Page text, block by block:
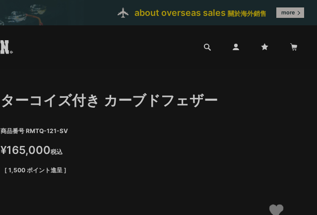
about overseas sales 關於海外銷售 more
ターコイズ付き カーブドフェザー
商品番号 RMTQ-121-SV
¥165,000税込
[ 1,500 ポイント進呈 ]